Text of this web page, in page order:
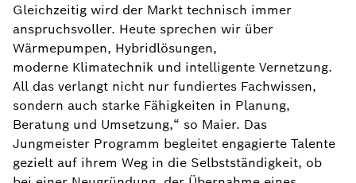
Gleichzeitig wird der Markt technisch immer
anspruchsvoller. Heute sprechen wir über
Wärmepumpen, Hybridlösungen,
moderne Klimatechnik und intelligente Vernetzung.
All das verlangt nicht nur fundiertes Fachwissen,
sondern auch starke Fähigkeiten in Planung,
Beratung und Umsetzung,“ so Maier. Das
Jungmeister Programm begleitet engagierte Talente
gezielt auf ihrem Weg in die Selbstständigkeit, ob